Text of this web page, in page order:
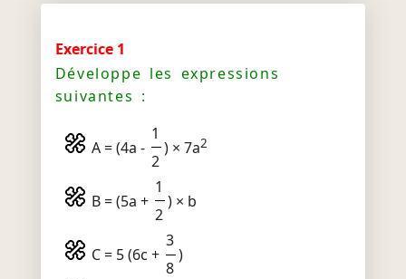
Exercice 1
Développe les expressions
suivantes :
A = (4a -
1
2
) × 7a2
B = (5a +
1
2
) × b
C = 5 (6c +
3
8
)